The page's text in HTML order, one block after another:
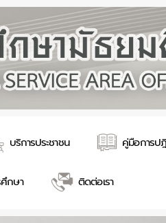
บริการประชาชน คู่มือการป
กษา ติดต่อเรา